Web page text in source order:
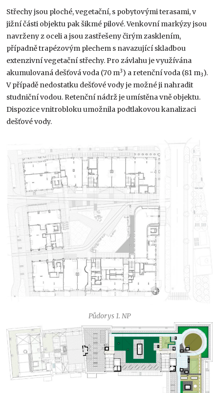
Střechy jsou ploché, vegetační, s pobytovými terasami, v
jižní části objektu pak šikmé pilové. Venkovní markýzy jsou
navrženy z oceli a jsou zastřešeny čirým zasklením,
případně trapézovým plechem s navazující skladbou
extenzivní vegetační střechy. Pro závlahu je využívána
akumulovaná dešťová voda (70 m3) a retenční voda (81 m3).
V případě nedostatku dešťové vody je možné ji nahradit
studniční vodou. Retenční nádrž je umístěna vně objektu.
Dispozice vnitrobloku umožnila podtlakovou kanalizaci
dešťové vody.
Půdorys 1. NP